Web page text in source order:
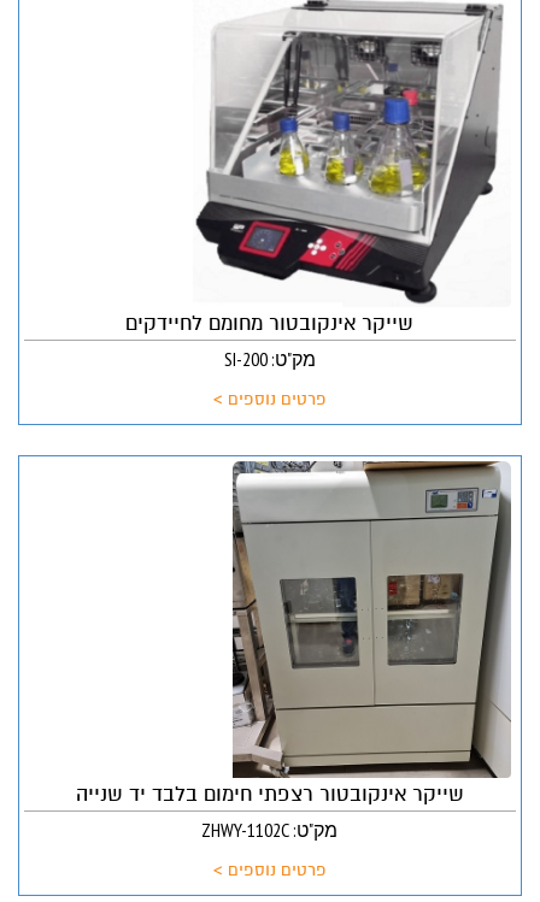
שייקר אינקובטור מחומם לחיידקים
מק"ט: SI-200
פרטים נוספים >
שייקר אינקובטור רצפתי חימום בלבד יד שנייה
מק"ט: ZHWY-1102C
פרטים נוספים >